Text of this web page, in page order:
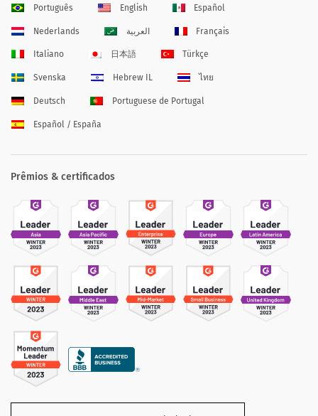
Português English Español
Nederlands العربية Français
Italiano 日本語 Türkçe
Svenska Hebrew IL ไทย
Deutsch Portuguese de Portugal
Español / España
Prêmios & certificados